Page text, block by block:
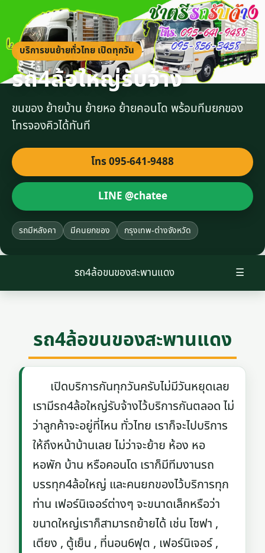
บริการขนย้ายทั่วไทย เปิดทุกวัน
รถ4ล้อใหญ่รับจ้าง
ขนของ ย้ายบ้าน ย้ายหอ ย้ายคอนโด พร้อมทีมยกของ
โทรจองคิวได้ทันที
โทร 095-641-9488
LINE @chatee
รถมีหลังคา มีคนยกของ กรุงเทพ-ต่างจังหวัด
☰
รถ4ล้อขนของสะพานแดง
รถ4ล้อขนของสะพานแดง
เปิดบริการกันทุกวันครับไม่มีวันหยุดเลย
เรามีรถ4ล้อใหญ่รับจ้างไว้บริการกันตลอด ไม่
ว่าลูกค้าจะอยู่ที่ไหน ทั่วไทย เราก็จะไปบริการ
ให้ถึงหน้าบ้านเลย ไม่ว่าจะย้าย ห้อง หอ
หอพัก บ้าน หรือคอนโด เราก็มีทีมงานรถ
บรรทุก4ล้อใหญ่ และคนยกของไว้บริการทุก
ท่าน เฟอร์นิเจอร์ต่างๆ จะขนาดเล็กหรือว่า
ขนาดใหญ่เราก็สามารถย้ายได้ เช่น โซฟา ,
เตียง , ตู้เย็น , ที่นอน6ฟุต , เฟอร์นิเจอร์ ,